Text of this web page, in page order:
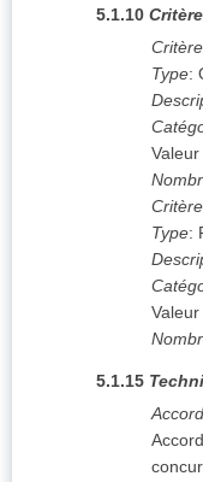
5.1.10
Critère
Type:
Critère
Type:
5.1.15